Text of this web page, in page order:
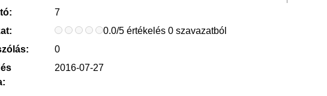
7
0.0/5 értékelés 0 szavazatból
0
2016-07-27